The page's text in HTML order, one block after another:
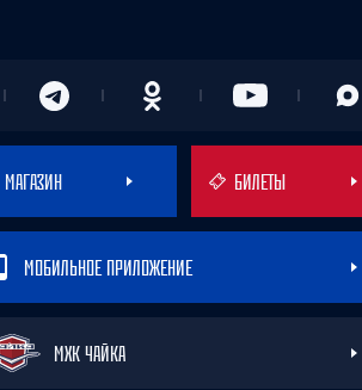
МАГАЗИН БИЛЕТЫ
МОБИЛЬНОЕ ПРИЛОЖЕНИЕ
МХК ЧАЙКА